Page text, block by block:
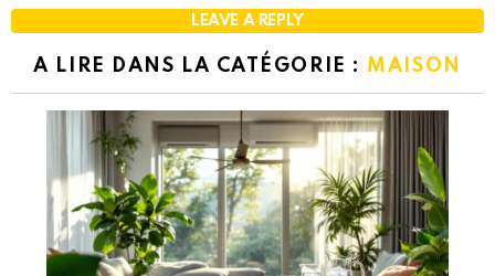
LEAVE A REPLY
A LIRE DANS LA CATÉGORIE : MAISON